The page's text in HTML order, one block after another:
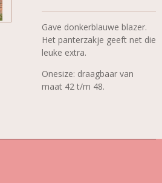
Gave donkerblauwe blazer.
Het panterzakje geeft net die
leuke extra.
Onesize: draagbaar van
maat 42 t/m 48.